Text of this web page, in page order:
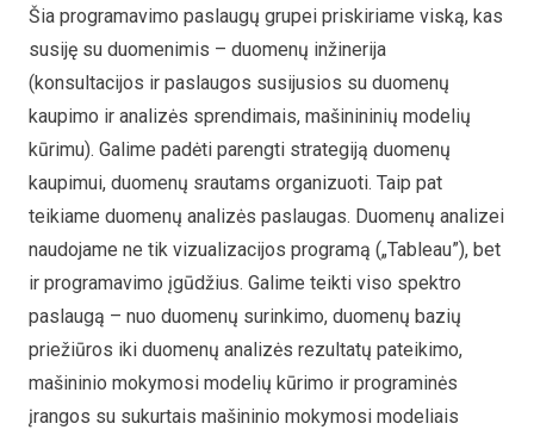
Šia programavimo paslaugų grupei priskiriame viską, kas
susiję su duomenimis – duomenų inžinerija
(konsultacijos ir paslaugos susijusios su duomenų
kaupimo ir analizės sprendimais, mašinininių modelių
kūrimu). Galime padėti parengti strategiją duomenų
kaupimui, duomenų srautams organizuoti. Taip pat
teikiame duomenų analizės paslaugas. Duomenų analizei
naudojame ne tik vizualizacijos programą („Tableau”), bet
ir programavimo įgūdžius. Galime teikti viso spektro
paslaugą – nuo duomenų surinkimo, duomenų bazių
priežiūros iki duomenų analizės rezultatų pateikimo,
mašininio mokymosi modelių kūrimo ir programinės
įrangos su sukurtais mašininio mokymosi modeliais